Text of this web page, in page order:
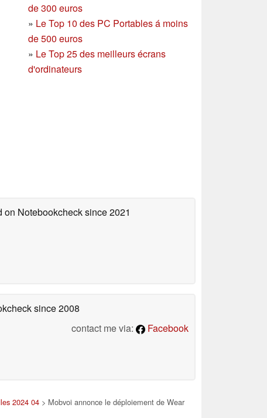
de 300 euros
» Le Top 10 des PC Portables á moins
de 500 euros
» Le Top 25 des meilleurs écrans
d'ordinateurs
on Notebookchecksince 2021
since 2008
contact me via:
Facebook
2024 04> Mobvoi annonce le déploiement de Wear